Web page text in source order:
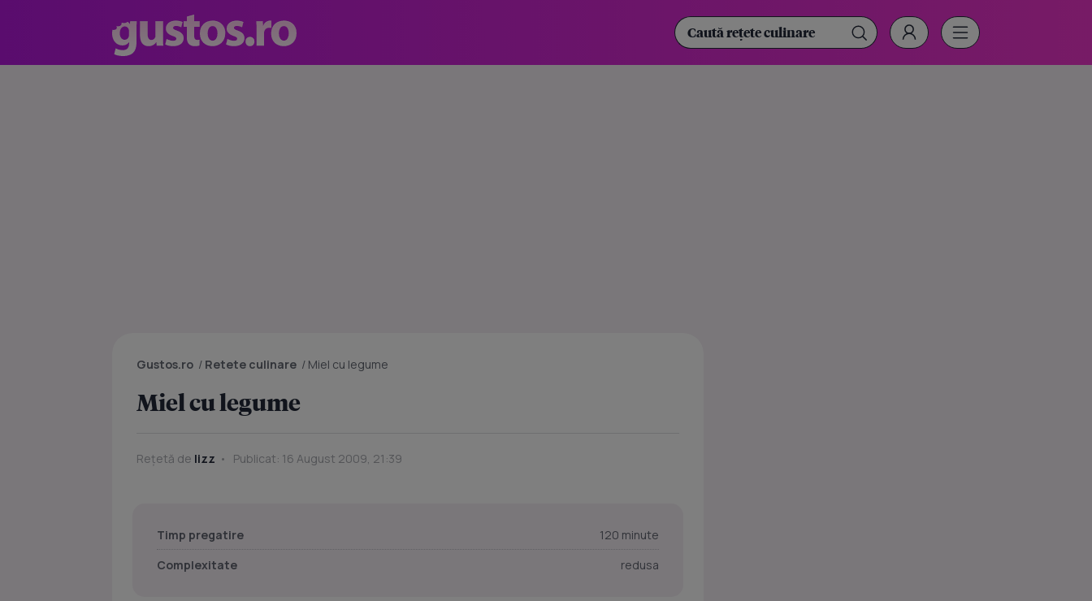
Gustos.ro / Retete culinare / Miel cu legume
Miel cu legume
Rețetă de lizz Publicat: 16 August 2009, 21:39
Timp pregatire
120 minute
Complexitate
redusa